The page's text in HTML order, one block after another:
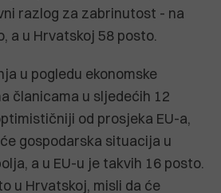
razlog za zabrinutost - na
a u Hrvatskoj 58 posto.
u pogledu ekonomske
članicama u sljedećih 12
od prosjeka EU-a,
gospodarska situacija u
a u EU-u je takvih 16 posto.
u Hrvatskoj, misli da će